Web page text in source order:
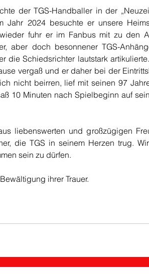
der TGS-Handballer in der
Jahr 2024 besuchte er unsere
fuhr er im Fanbus mit zu den
aber doch besonnener TGS-
die Schiedsrichter lautstark
vergaß und er daher bei der
nicht beirren, lief mit seinen 97
10 Minuten nach Spielbeginn auf
liebenswerten und großzügigen
die TGS in seinem Herzen trug.
sein zu dürfen.
ihrer Trauer.